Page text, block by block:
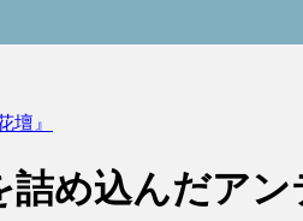
壇』
め込んだア